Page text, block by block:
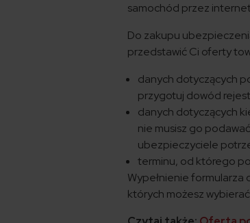
samochód przez
Do zakupu
przedstawić Ci oferty
danych dotyczących
przygotuj dowód
danych dotyczących
nie musisz go
ubezpieczyciele
terminu, od którego
Wypełnienie formularza
których możesz